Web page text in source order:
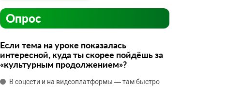
Опрос
Если тема на уроке показалась
интересной, куда ты скорее пойдёшь за
«культурным продолжением»?
В соцсети и на видеоплатформы — там быстро